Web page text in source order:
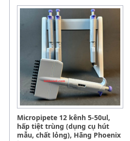
Micropipete 12 kênh 5-50ul,
hấp tiệt trùng (dụng cụ hút
mẫu, chất lỏng), Hãng Phoenix